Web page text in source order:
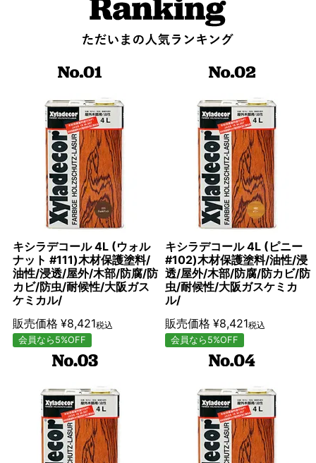
キシラデコール 4L (ウォル
ナット #111)木材保護塗料/
油性/浸透/屋外/木部/防腐/防
カビ/防虫/耐候性/大阪ガス
ケミカル/
販売価格 ¥8,421税込
会員なら5%OFF
キシラデコール 4L (ピニー
#102)木材保護塗料/油性/浸
透/屋外/木部/防腐/防カビ/防
虫/耐候性/大阪ガスケミカ
ル/
販売価格 ¥8,421税込
会員なら5%OFF